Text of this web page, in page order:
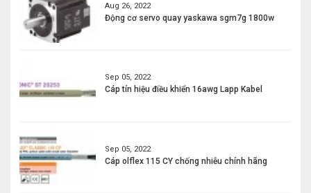
Aug 26, 2022
Động cơ servo quay yaskawa sgm7g 1800w
Sep 05, 2022
Cáp tín hiệu điều khiển 16awg Lapp Kabel
Sep 05, 2022
Cáp olflex 115 CY chống nhiễu chính hãng